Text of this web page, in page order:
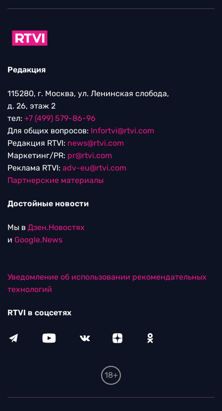
Редакция
115280, г. Москва, ул. Ленинская слобода,
д. 26, этаж 2
тел: +7 (499) 579-86-96
Для общих вопросов: Infortvi@rtvi.com
Редакция RTVI: news@rtvi.com
Маркетинг/PR: pr@rtvi.com
Реклама RTVI: adv-eu@rtvi.com
Партнерские материалы
Достойные новости
Мы в Дзен.Новостях
и Google.News
Уведомление об использовании рекомендательных
технологий
RTVI в соцсетях
18+